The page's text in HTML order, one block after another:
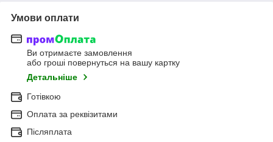
Умови оплати
Ви отримаєте замовлення
або гроші повернуться на вашу картку
Детальніше
Готівкою
Оплата за реквізитами
Післяплата